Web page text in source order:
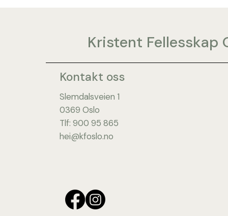
Kontakt oss
Slemdalsveien 1
0369 Oslo
​Tlf: 900 95 865​
hei@kfoslo.no
Kristent Fellesskap